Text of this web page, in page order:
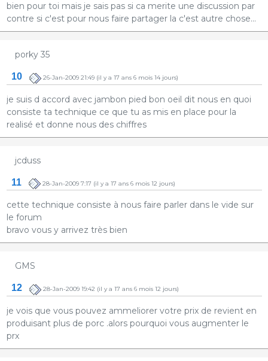
bien pour toi mais je sais pas si ca merite une discussion par
contre si c'est pour nous faire partager la c'est autre chose...
porky 35
10 26-Jan-2009 21:49(il y a 17 ans 6 mois 14 jours)
je suis d accord avec jambon pied bon oeil dit nous en quoi
consiste ta technique ce que tu as mis en place pour la
realisé et donne nous des chiffres
jcduss
11 28-Jan-2009 7:17 (il y a 17 ans 6 mois 12 jours)
cette technique consiste à nous faire parler dans le vide sur
le forum
bravo vous y arrivez très bien
GMS
12 28-Jan-2009 19:42 (il y a 17 ans 6 mois 12 jours)
je vois que vous pouvez ammeliorer votre prix de revient en
produisant plus de porc .alors pourquoi vous augmenter le
prx